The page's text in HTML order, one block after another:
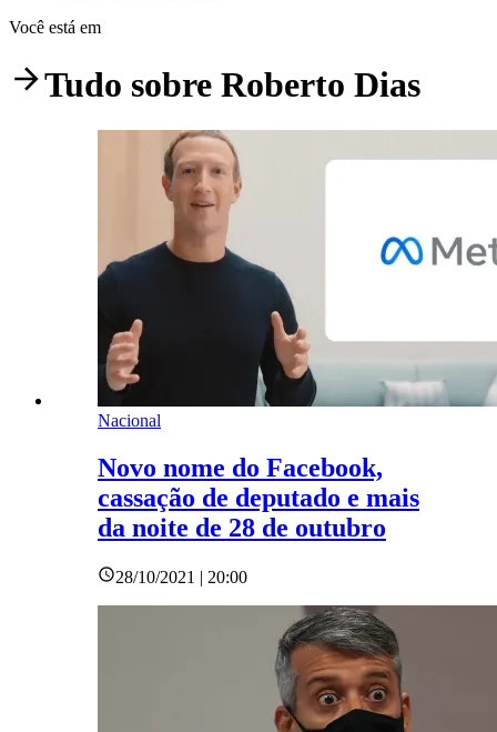
Você está em
Tudo sobre Roberto Dias
Nacional
Novo nome do Facebook,
cassação de deputado e mais
da noite de 28 de outubro
28/10/2021 | 20:00